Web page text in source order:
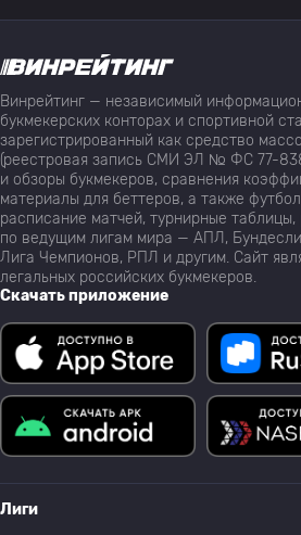
Винрейтинг — независимый
букмекерских конторах и спортивной
зарегистрированный как средство
(реестровая запись СМИ ЭЛ № ФС 77-
и обзоры букмекеров, сравнения
материалы для беттеров, а также
расписание матчей, турнирные таблицы,
по ведущим лигам мира — АПЛ,
Лига Чемпионов, РПЛ и другим. Сайт
легальных российских букмекеров.
Скачать приложение
Лиги